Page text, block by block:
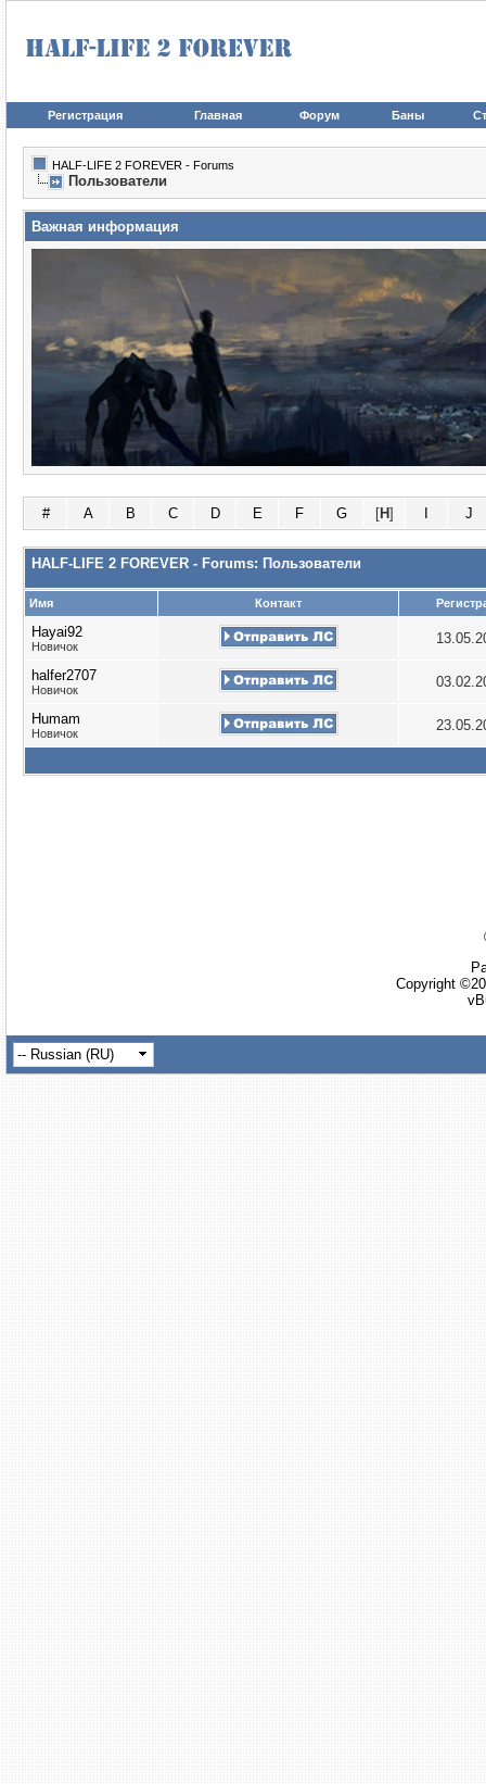
Регистрация Главная Форум Баны
HALF-LIFE 2 FOREVER - Forums
Пользователи
Важная информация
# A B C D E F G [H] J
HALF-LIFE 2 FOREVER - Forums: Пользователи
Имя Контакт
Hayai92
Новичок
halfer2707
Новичок
Humam
Новичок
Copyright